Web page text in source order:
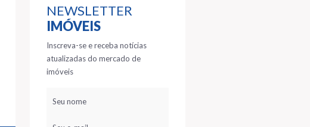
NEWSLETTER
IMÓVEIS
Inscreva-se e receba notícias
atualizadas do mercado de
imóveis